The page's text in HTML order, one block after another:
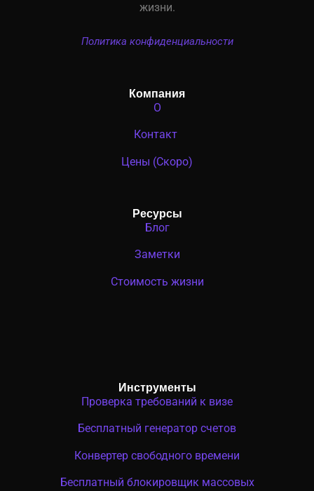
жизни.
Политика конфиденциальности
Компания
О
Контакт
Цены (Скоро)
Ресурсы
Блог
Заметки
Стоимость жизни
Инструменты
Проверка требований к визе
Бесплатный генератор счетов
Конвертер свободного времени
Бесплатный блокировщик массовых